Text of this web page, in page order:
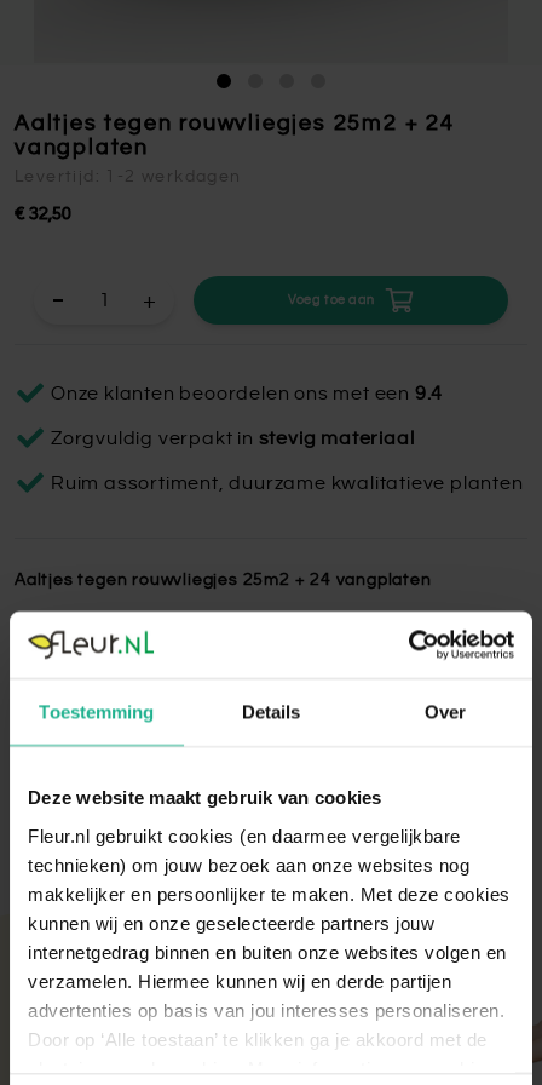
Toestemming Details Over
Deze website maakt gebruik van cookies
Fleur.nl gebruikt cookies (en daarmee vergelijkbare
technieken) om jouw bezoek aan onze websites nog
makkelijker en persoonlijker te maken. Met deze cookies
kunnen wij en onze geselecteerde partners jouw
internetgedrag binnen en buiten onze websites volgen en
verzamelen. Hiermee kunnen wij en derde partijen
advertenties op basis van jou interesses personaliseren.
Door op ‘Alle toestaan’ te klikken ga je akkoord met de
Aaltjes tegen rouwvliegjes 25m2 + 24
vangplaten
Levertijd: 1-2 werkdagen
€ 32,50
+ Voeg toe aan
Onze klanten beoordelen ons met een 9.4
Zorgvuldig verpakt in stevig materiaal
Ruim assortiment, duurzame kwalitatieve planten
Aaltjes tegen rouwvliegjes 25m2 + 24 vangplaten
Deze combinatie van aaltjes en plakstrips (24 stuks) zorgt
voor een complete bestrijding van zowel de larven als de
weer gezond worden!
Met aandacht verpakt
Onze kamer- en tuinplanten komen elke ochtend
direct van de kweker binnen. Verser kan niet!
Zodra de planten bij ons binnen zijn, vindt er altijd